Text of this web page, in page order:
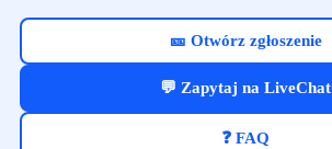
🎫 Otwórz zgłoszenie
💬 Zapytaj na LiveChat
❓ FAQ